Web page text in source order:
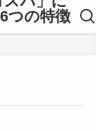
つの特徴